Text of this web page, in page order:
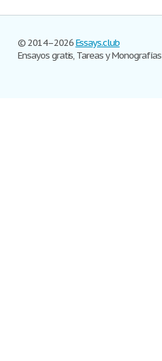
© 2014–2026Essays.club
Ensayos gratis, Tareas y Monografías